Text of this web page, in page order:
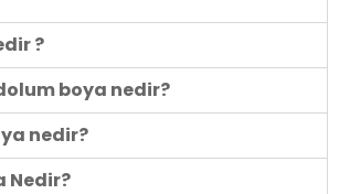
?
boya nedir?
nedir?
Nedir?